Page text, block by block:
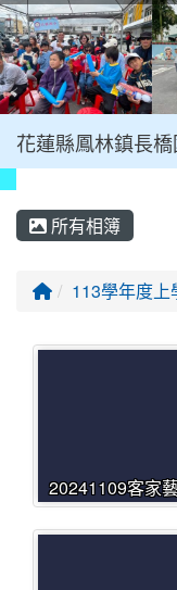
花蓮縣鳳林鎮長
所有相簿
回首頁
113學年度上
20241109客家